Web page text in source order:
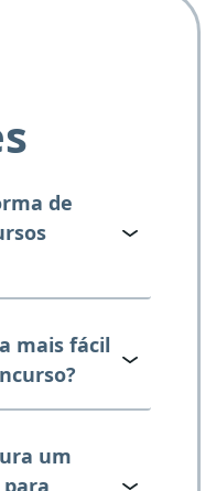
de
mais fácil
um